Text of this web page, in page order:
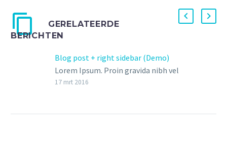
GERELATEERDE
BERICHTEN
Blog post + right sidebar (Demo)
Lorem Ipsum. Proin gravida nibh vel
velit auctor aliquet. Aenean
17 mrt 2016